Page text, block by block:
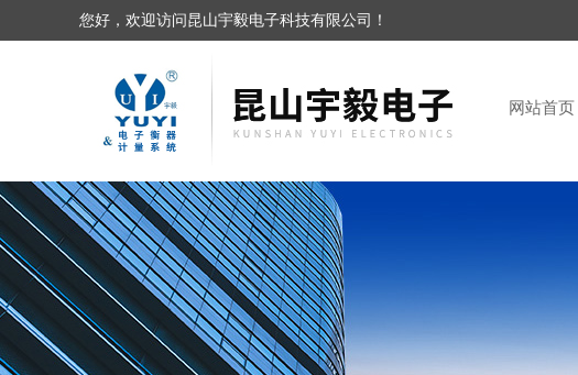
您好，欢迎访问昆山宇毅电子科技有限公司！
网站首页